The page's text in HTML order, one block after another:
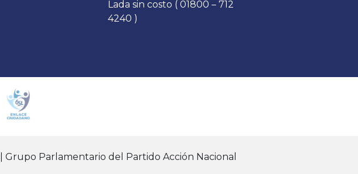
Lada sin costo ( 01800 – 712
4240 )
Parlamentario del Partido Acción Nacional